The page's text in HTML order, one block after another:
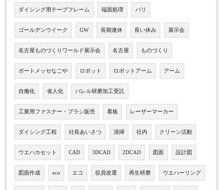
ダイシング用テープフレーム 端面処理 バリ
ゴールデンウイーク GW 長期連休 長い休み 展示会
名古屋ものづくりワールド展示会 名古屋 ものづくり
ポートメッセなごや ロボット ロボットアーム アーム
自働化 省人化 バレル研磨加工受託
工業用ファスナー・ブラシ販売 看板 レーザーマーカー
ダイシング工程 社長あいさつ 清掃 社内 クリーン活動
ウエハカセット CAD 3DCAD 2DCAD 図面 設計図
図面作成 eco エコ 役員改選 再生研磨 ウエハーリング